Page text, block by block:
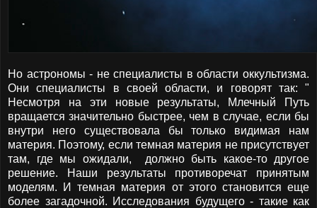
Но астрономы - не специалисты в области оккультизма.
Они специалисты в своей области, и говорят так: "
Несмотря на эти новые результаты, Млечный Путь
вращается значительно быстрее, чем в случае, если бы
внутри него существовала бы только видимая нам
материя. Поэтому, если темная материя не присутствует
там, где мы ожидали, должно быть какое-то другое
решение. Наши результаты противоречат принятым
моделям. И темная материя от этого становится еще
более загадочной. Исследования будущего - такие как